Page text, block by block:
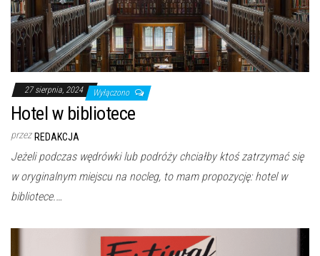
27 sierpnia, 2024 Wyłączono
Hotel w bibliotece
przez REDAKCJA
Jeżeli podczas wędrówki lub podróży chciałby ktoś zatrzymać się
w oryginalnym miejscu na nocleg, to mam propozycję: hotel w
bibliotece.…